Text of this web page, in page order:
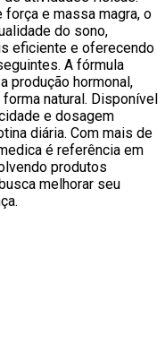
força e massa magra, o
do sono,
eficiente e oferecendo
A fórmula
produção hormonal,
natural. Disponível
e dosagem
diária. Com mais de
é referência em
produtos
melhorar seu